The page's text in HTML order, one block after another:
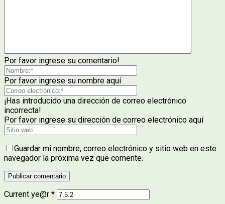
Por favor ingrese su comentario!
Por favor ingrese su nombre aquí
¡Has introducido una dirección de correo electrónico
incorrecta!
Por favor ingrese su dirección de correo electrónico aquí
Guardar mi nombre, correo electrónico y sitio web en este
navegador la próxima vez que comente.
Current ye@r *